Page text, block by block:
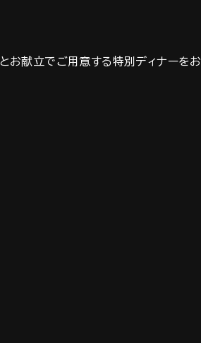
お献立でご用意する特別ディナーをお